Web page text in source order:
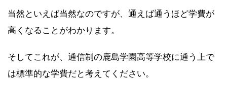
当然といえば当然なのですが、通えば通うほど学費が
高くなることがわかります。
そしてこれが、通信制の鹿島学園高等学校に通う上で
は標準的な学費だと考えてください。